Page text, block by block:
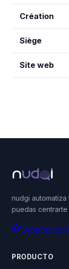
Création
Siège
Site web
nudgi
puedas
AppSumo
PRODUCTO